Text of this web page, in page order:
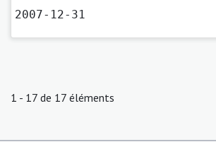
2007-12-31
1 - 17 de 17 éléments